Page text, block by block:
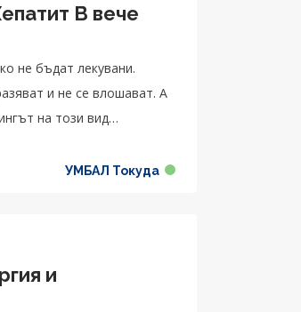
B вече
не бъдат лекувани.
и не се влошават. А
на този вид
УМБАЛ Токуда
и